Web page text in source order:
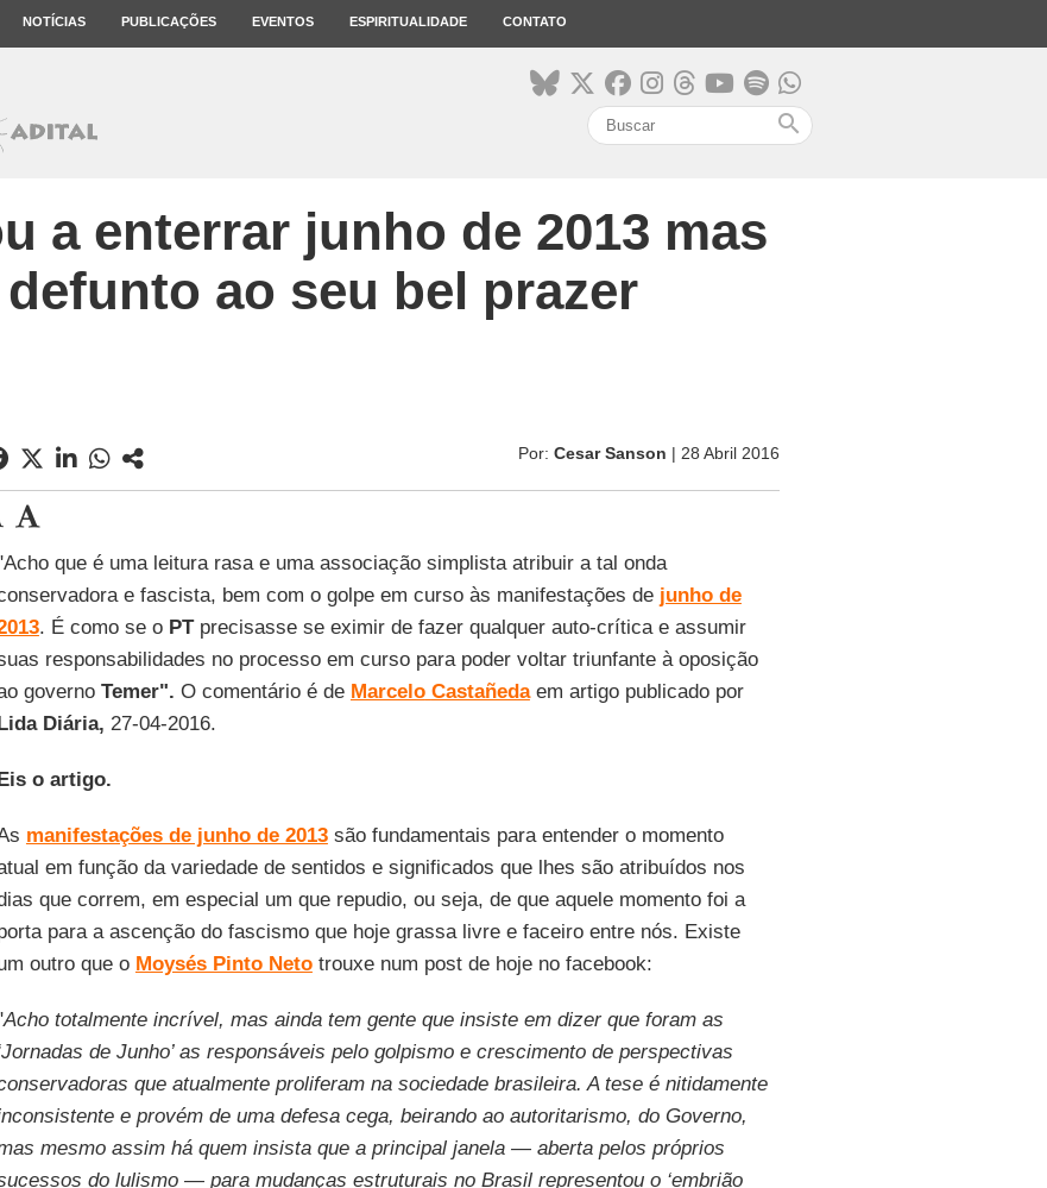
NOTÍCIAS PUBLICAÇÕES EVENTOS ESPIRITUALIDADE CONTATO
search
a enterrar junho de 2013 mas
ao seu bel prazer
Por: Cesar Sanson | 28 Abril 2016
que é uma leitura rasa e uma associação simplista atribuir a tal onda
e fascista, bem com o golpe em curso às manifestações de junho de
. É como se o PTprecisasse se eximir de fazer qualquer auto-crítica e assumir
responsabilidades no processo em curso para poder voltar triunfante à oposição
governo Temer". O comentário é de Marcelo Castañedaem artigo publicado por
Diária, 27-04-2016.
o artigo.
manifestações de junho de 2013são fundamentais para entender o momento
em função da variedade de sentidos e significados que lhes são atribuídos nos
que correm, em especial um que repudio, ou seja, de que aquele momento foi a
para a ascenção do fascismo que hoje grassa livre e faceiro entre nós. Existe
outro que o Moysés Pinto Netotrouxe num post de hoje no facebook:
Acho totalmente incrível, mas ainda tem gente que insiste em dizer que foram as
de Junho’ as responsáveis pelo golpismo e crescimento de perspectivas
que atualmente proliferam na sociedade brasileira. A tese é nitidamente
e provém de uma defesa cega, beirando ao autoritarismo, do Governo,
mesmo assim há quem insista que a principal janela — aberta pelos próprios
do lulismo — para mudanças estruturais no Brasil representou o ‘embrião